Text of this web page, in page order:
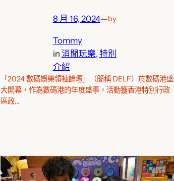
8 月 16, 2024—by
Tommy
in 消閒玩樂, 特別
介紹
「2024 數碼娛樂領袖論壇」（簡稱 DELF）於數碼港盛
大開幕，作為數碼港的年度盛事，活動獲香港特別行政
區政…